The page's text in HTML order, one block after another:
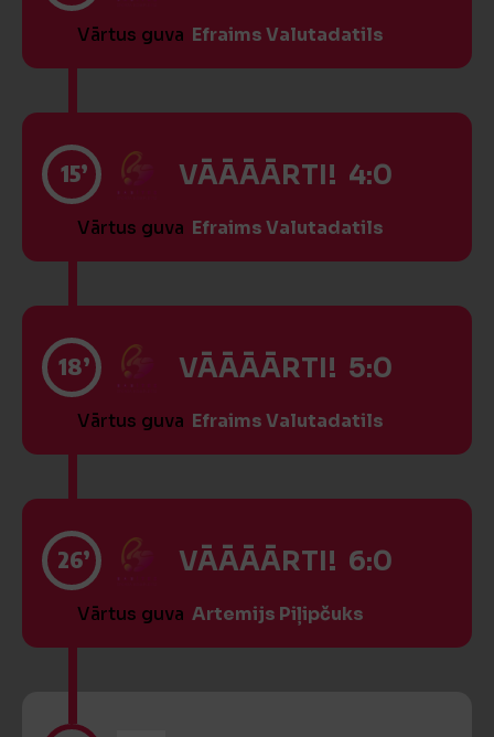
Vārtus guva Efraims Valutadatils
15’ VĀĀĀĀRTI! 4:0
Vārtus guva Efraims Valutadatils
18’ VĀĀĀĀRTI! 5:0
Vārtus guva Efraims Valutadatils
26’ VĀĀĀĀRTI! 6:0
Vārtus guva Artemijs Piļipčuks